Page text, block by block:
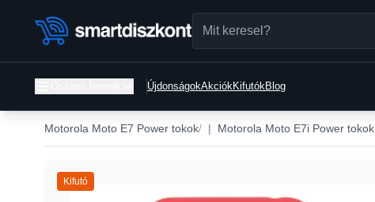
ÚjdonságokAkciókKifutókBlog
Motorola Moto E7 Power tokok | Motorola Moto E7i Power tokok
Kifutó